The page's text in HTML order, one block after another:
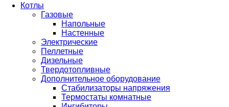
Котлы
Газовые
Напольные
Настенные
Электрические
Пеллетные
Дизельные
Твердотопливные
Дополнительное оборудование
Стабилизаторы напряжения
Термостаты комнатные